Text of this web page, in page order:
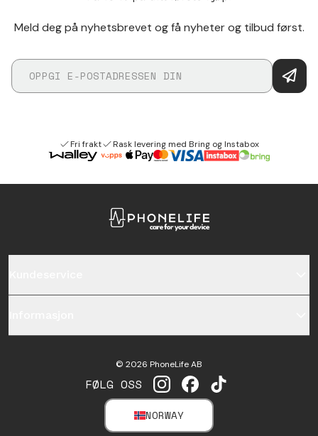
Meld deg på nyhetsbrevet og få nyheter og tilbud først.
Fri frakt Rask levering med Bring og Instabox
FØLG OSS INSTAGRAM
FACEBOOKTIKTOK
NORWAY
SELECT MARKET
© 2026 PhoneLife AB